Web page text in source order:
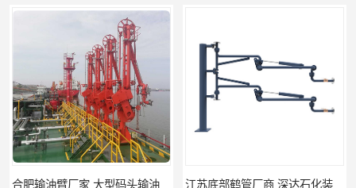
合肥输油臂厂家 大型码头输油臂 输油臂安装 江苏底部鹤管厂商 深达石化装备有限公司